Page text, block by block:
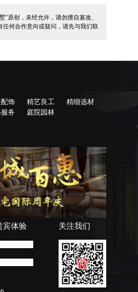
"原创，未经允许，请勿擅自篡改、
任何合作意向或疑问，请先与我们联
饰 精艺良工
精细选材
务 庭院园林
宾体验 关注我们